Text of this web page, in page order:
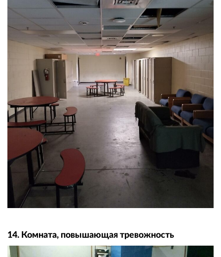
14. Комната, повышающая тревожность